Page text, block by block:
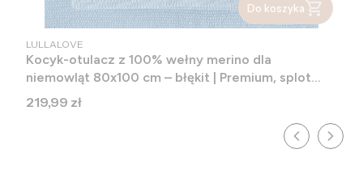
Do koszyka
PRODUCENT
LULLALOVE
Kocyk-otulacz z 100% wełny merino dla
niemowląt 80x100 cm – błękit | Premium, splot
Ryżowy
Cena
219,99 zł